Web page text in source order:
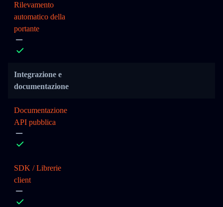
Rilevamento
automatico della
portante
Integrazione e
documentazione
Documentazione
API pubblica
SDK / Librerie
client